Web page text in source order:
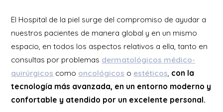
El Hospital de la piel surge del compromiso de ayudar a
nuestros pacientes de manera global y en un mismo
espacio, en todos los aspectos relativos a ella, tanto en
consultas por problemas dermatológicos médico-
quirúrgicos como oncológicos o estéticos, con la
tecnología más avanzada, en un entorno moderno y
confortable y atendido por un excelente personal.